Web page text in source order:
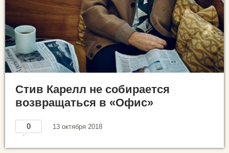
Стив Карелл не собирается
возвращаться в «Офис»
0 13 октября 2018